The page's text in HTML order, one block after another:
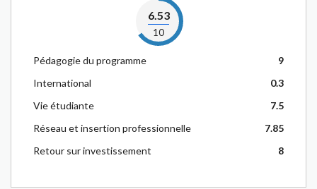
6.53
10
Pédagogie du programme
9
International
0.3
Vie étudiante
7.5
Réseau et insertion professionnelle
7.85
Retour sur investissement
8